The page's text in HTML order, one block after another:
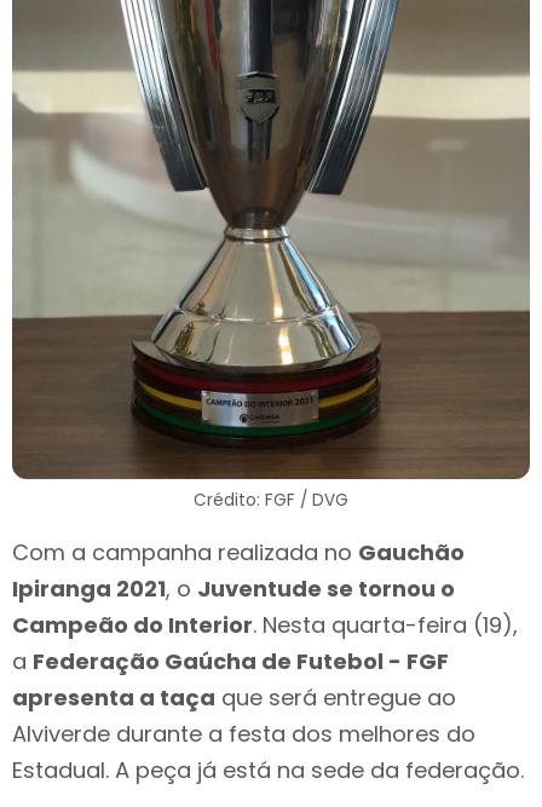
Crédito: FGF / DVG
Com a campanha realizada no Gauchão
Ipiranga 2021, o Juventude se tornou o
Campeão do Interior. Nesta quarta-feira (19),
a Federação Gaúcha de Futebol - FGF
apresenta a taça que será entregue ao
Alviverde durante a festa dos melhores do
Estadual. A peça já está na sede da federação.